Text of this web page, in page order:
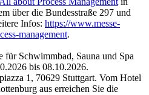
über die Bundesstraße 297 und
Infos: https://www.messe-
management.
für Schwimmbad, Sauna und Spa
bis 08.10.2026.
1, 70629 Stuttgart. Vom Hotel
aus erreichen Sie die